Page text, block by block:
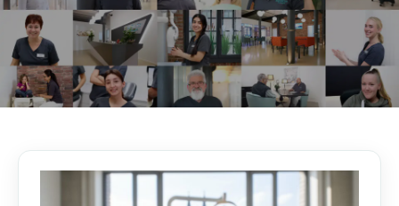
Unser Blog